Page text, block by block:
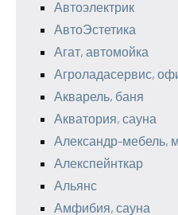
Автоэлектрик
АвтоЭстетика
Агат, автомойка
Агроладасервис,
Акварель, баня
Акватория, сауна
Александр-мебель,
Алекспейнткар
Альянс
Амфибия, сауна